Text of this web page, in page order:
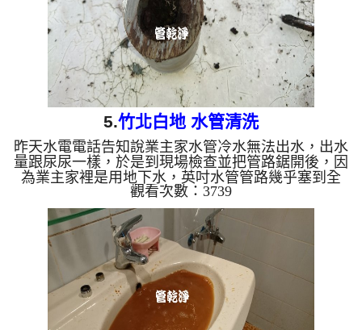
5.竹北白地 水管清洗
昨天水電電話告知說業主家水管冷水無法出水，出水
量跟尿尿一樣，於是到現場檢查並把管路鋸開後，因
為業主家裡是用地下水，英吋水管管路幾乎塞到全
滿，管路內都是黑色重金屬沉積物，於是本公司架起
水管清洗機 ，開始 清洗水管 ， 洗水管 的過程，水
管冒出香濃的黑泥，業主及水電都覺得誇張，管路數
次堵塞，本公司利用特別清洗水管工法， 水管清洗
約四小時，讓水管管路終於能正常出水。 清洗水管
水管清洗 洗水管 熱水管堵塞 熱水忽冷忽熱 ...
觀看次數：3739